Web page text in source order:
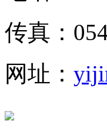
传真：
网址：